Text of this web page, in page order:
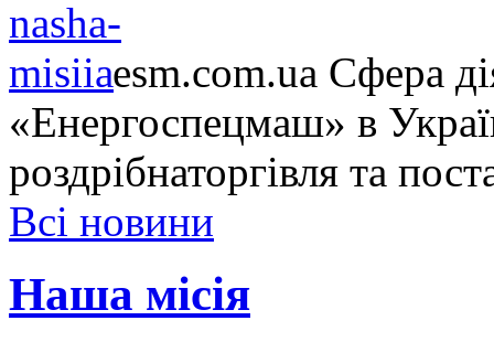
esm.com.ua Сфера
«Енергоспецмаш» в
роздрібнаторгівля та
Всі новини
Наша місія